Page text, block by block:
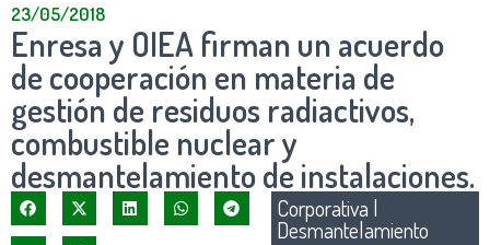
23/05/2018
Enresa y OIEA firman un acuerdo
de cooperación en materia de
gestión de residuos radiactivos,
combustible nuclear y
desmantelamiento de instalaciones.
Corporativa |
Desmantelamiento